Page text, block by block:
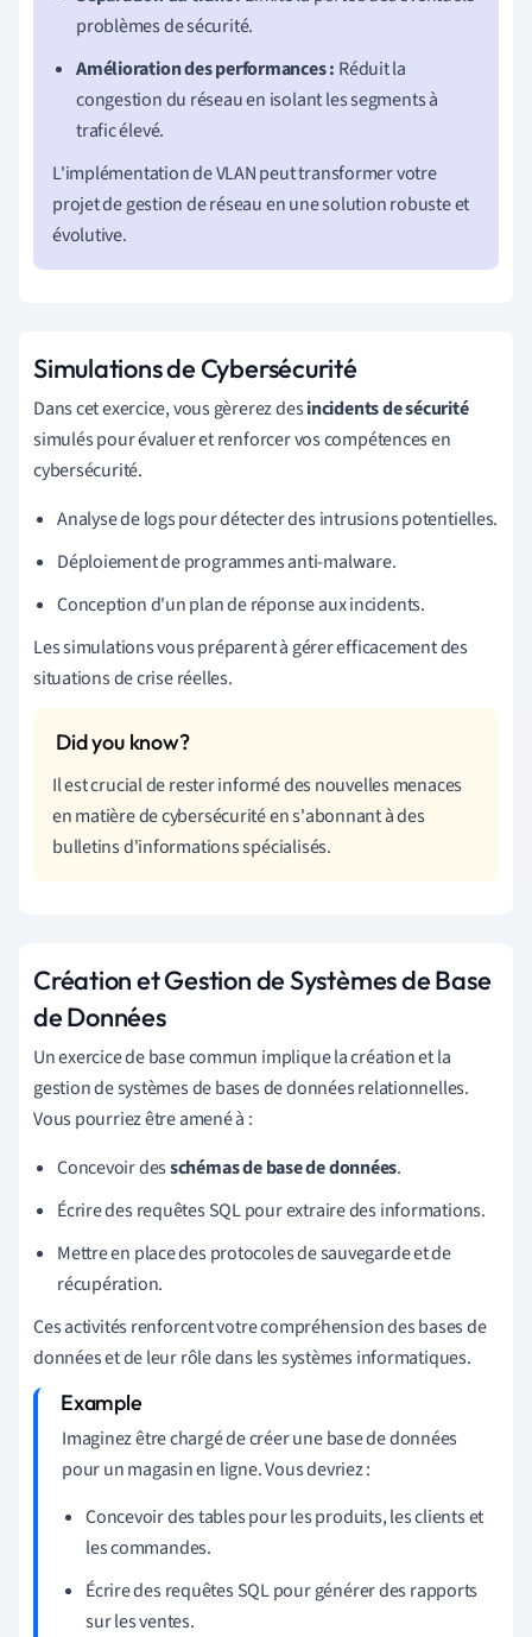
problèmes de sécurité.
Amélioration des performances : Réduit la
congestion du réseau en isolant les segments à
trafic élevé.
L'implémentation de VLAN peut transformer votre
projet de gestion de réseau en une solution robuste et
évolutive.
Simulations de Cybersécurité
Dans cet exercice, vous gèrerez desincidents de sécurité
simulés pour évaluer et renforcer vos compétences en
cybersécurité.
Analyse de logs pour détecter des intrusions potentielles.
Déploiement de programmes anti-malware.
Conception d'un plan de réponse aux incidents.
Les simulations vous préparent à gérer efficacement des
situations de crise réelles.
Il est crucial de rester informé des nouvelles menaces
en matière de cybersécurité en s'abonnant à des
bulletins d'informations spécialisés.
Création et Gestion de Systèmes de Base
de Données
Un exercice de base commun implique la création et la
gestion de systèmes de bases de données relationnelles.
Vous pourriez être amené à :
Concevoir desschémas de base de données.
Écrire des requêtes SQL pour extraire des informations.
Mettre en place des protocoles de sauvegarde et de
récupération.
Ces activités renforcent votre compréhension des bases de
données et de leur rôle dans les systèmes informatiques.
Imaginez être chargé de créer une base de données
pour un magasin en ligne. Vous devriez :
Concevoir des tables pour les produits, les clients et
les commandes.
Écrire des requêtes SQL pour générer des rapports
sur les ventes.